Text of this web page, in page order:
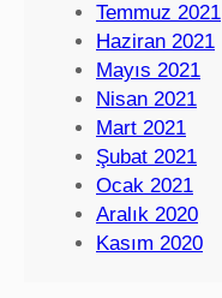
Temmuz 2021
Haziran 2021
Mayıs 2021
Nisan 2021
Mart 2021
Şubat 2021
Ocak 2021
Aralık 2020
Kasım 2020